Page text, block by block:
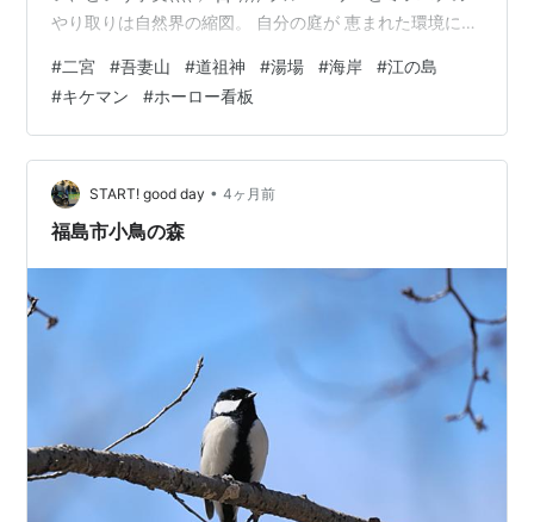
やり取りは自然界の縮図。 自分の庭が 恵まれた環境にあ
芽吹き始めた。 散策の度に 新鮮な昆虫やら花に遭遇出来
るワクワクする季節の始まりだ。 この1週間の散策は 雨
も多く、2回。 ①二宮散歩 地図で見つけた気になる場所
を見に小田原市の隣、二宮町へ。 せっかくなので桜の時
期の吾妻山ハイキングコースを通り抜けて行った。 （吾
妻山ハ…
#二宮 #吾妻山 #道祖神 #湯場 #海岸 #江の島
#キケマン #ホーロー看板
START! good day • 4ヶ月前
福島市小鳥の森